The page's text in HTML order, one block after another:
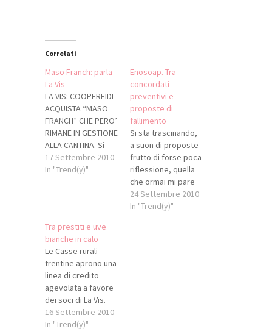
Correlati
Maso Franch: parla
La Vis
LA VIS: COOPERFIDI
ACQUISTA “MASO
FRANCH” CHE PERO’
RIMANE IN GESTIONE
ALLA CANTINA. Si
sblocca la
situazione: priorità
adottato un
provvedimento
relativo alla
autorizzazione
all’impiego
dell’apposito Fondo
Immobiliare
provinciale per
17 Settembre 2010
In "Trend(y)"
Enosoap. Tra
concordati
preventivi e
proposte di
fallimento
Si sta trascinando,
a suon di proposte
frutto di forse poca
riflessione, quella
che ormai mi pare
una soap opera
enologica (vi
24 Settembre 2010
In "Trend(y)"
Tra prestiti e uve
bianche in calo
Le Casse rurali
trentine aprono una
linea di credito
agevolata a favore
dei soci di La Vis.
L'iniziativa mira a
sostenere sia i
16 Settembre 2010
In "Trend(y)"